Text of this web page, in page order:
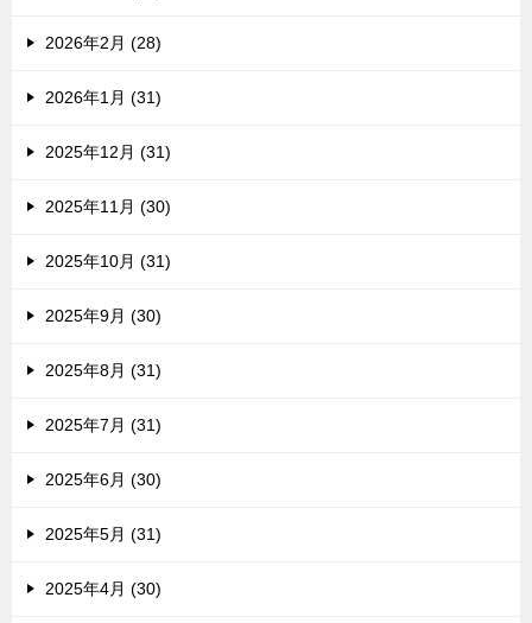
2026年2月 (28)
2026年1月 (31)
2025年12月 (31)
2025年11月 (30)
2025年10月 (31)
2025年9月 (30)
2025年8月 (31)
2025年7月 (31)
2025年6月 (30)
2025年5月 (31)
2025年4月 (30)